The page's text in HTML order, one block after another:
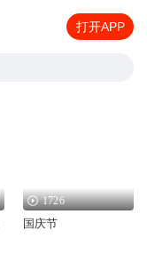
打开APP
1726
国庆节